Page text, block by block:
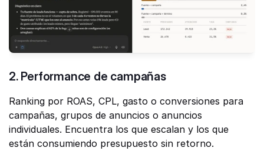
2. Performance de campañas
Ranking por ROAS, CPL, gasto o conversiones para
campañas, grupos de anuncios o anuncios
individuales. Encuentra los que escalan y los que
están consumiendo presupuesto sin retorno.